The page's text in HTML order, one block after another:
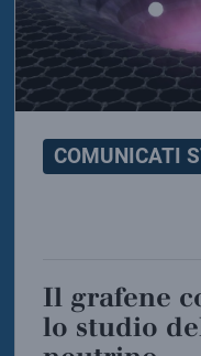
COMUNICATI
Il grafene come nuova via per
lo studio